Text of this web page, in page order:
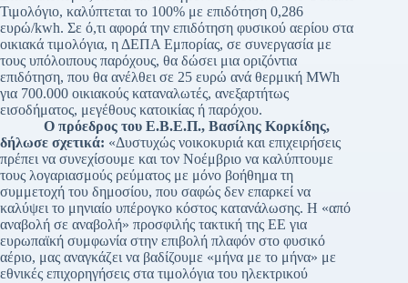
Τιμολόγιο, καλύπτεται το 100% με επιδότηση 0,286
ευρώ/kwh. Σε ό,τι αφορά την επιδότηση φυσικού αερίου στα
οικιακά τιμολόγια, η ΔΕΠΑ Εμπορίας, σε συνεργασία με
τους υπόλοιπους παρόχους, θα δώσει μια οριζόντια
επιδότηση, που θα ανέλθει σε 25 ευρώ ανά θερμική MWh
για 700.000 οικιακούς καταναλωτές, ανεξαρτήτως
εισοδήματος, μεγέθους κατοικίας ή παρόχου.
Ο πρόεδρος του Ε.Β.Ε.Π., Βασίλης Κορκίδης,
δήλωσε σχετικά: «Δυστυχώς νοικοκυριά και επιχειρήσεις
πρέπει να συνεχίσουμε και τον Νοέμβριο να καλύπτουμε
τους λογαριασμούς ρεύματος με μόνο βοήθημα τη
συμμετοχή του δημοσίου, που σαφώς δεν επαρκεί να
καλύψει το μηνιαίο υπέρογκο κόστος κατανάλωσης. Η «από
αναβολή σε αναβολή» προσφιλής τακτική της ΕΕ για
ευρωπαϊκή συμφωνία στην επιβολή πλαφόν στο φυσικό
αέριο, μας αναγκάζει να βαδίζουμε «μήνα με το μήνα» με
εθνικές επιχορηγήσεις στα τιμολόγια του ηλεκτρικού